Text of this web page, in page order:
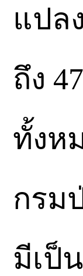
แปล
ถึง
ทั้งห
กรม
มีเป็